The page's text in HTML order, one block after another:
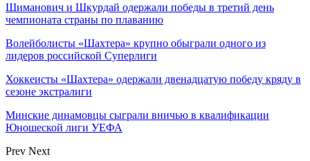
Шиманович и Шкурдай одержали победы в третий день
чемпионата страны по плаванию
Волейболисты «Шахтера» крупно обыграли одного из
лидеров российской Суперлиги
Хоккеисты «Шахтера» одержали двенадцатую победу кряду в
сезоне экстралиги
Минские динамовцы сыграли вничью в квалификации
Юношеской лиги УЕФА
Prev Next